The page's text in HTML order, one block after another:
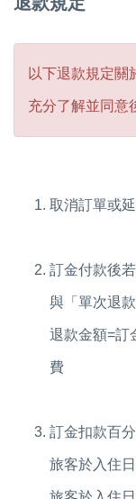
以下退款規定關
充分了解並同意
取消訂單或
訂金付款後
與「單次退
退款金額=訂
費
訂金扣款百
旅客於入住